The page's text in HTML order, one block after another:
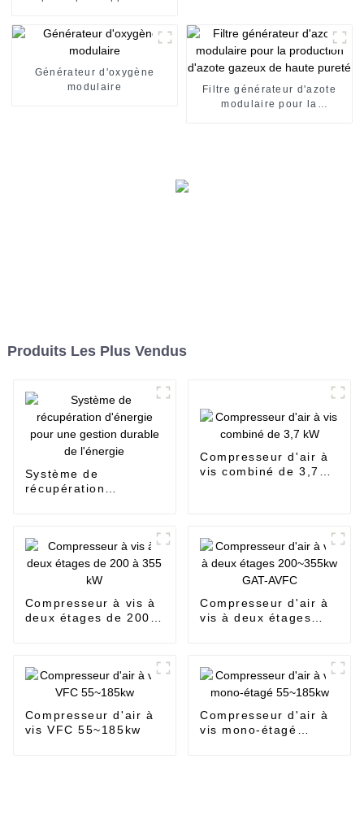
Générateur d'oxygène
modulaire
Filtre générateur d'azote
modulaire pour la
Produits Les Plus Vendus
Système de
récupération
Compresseur d'air à
vis combiné de 3,7
Compresseur à vis à
deux étages de 200 à
Compresseur d'air à
vis à deux étages
Compresseur d'air à
vis VFC 55~185kw
Compresseur d'air à
vis mono-étagé